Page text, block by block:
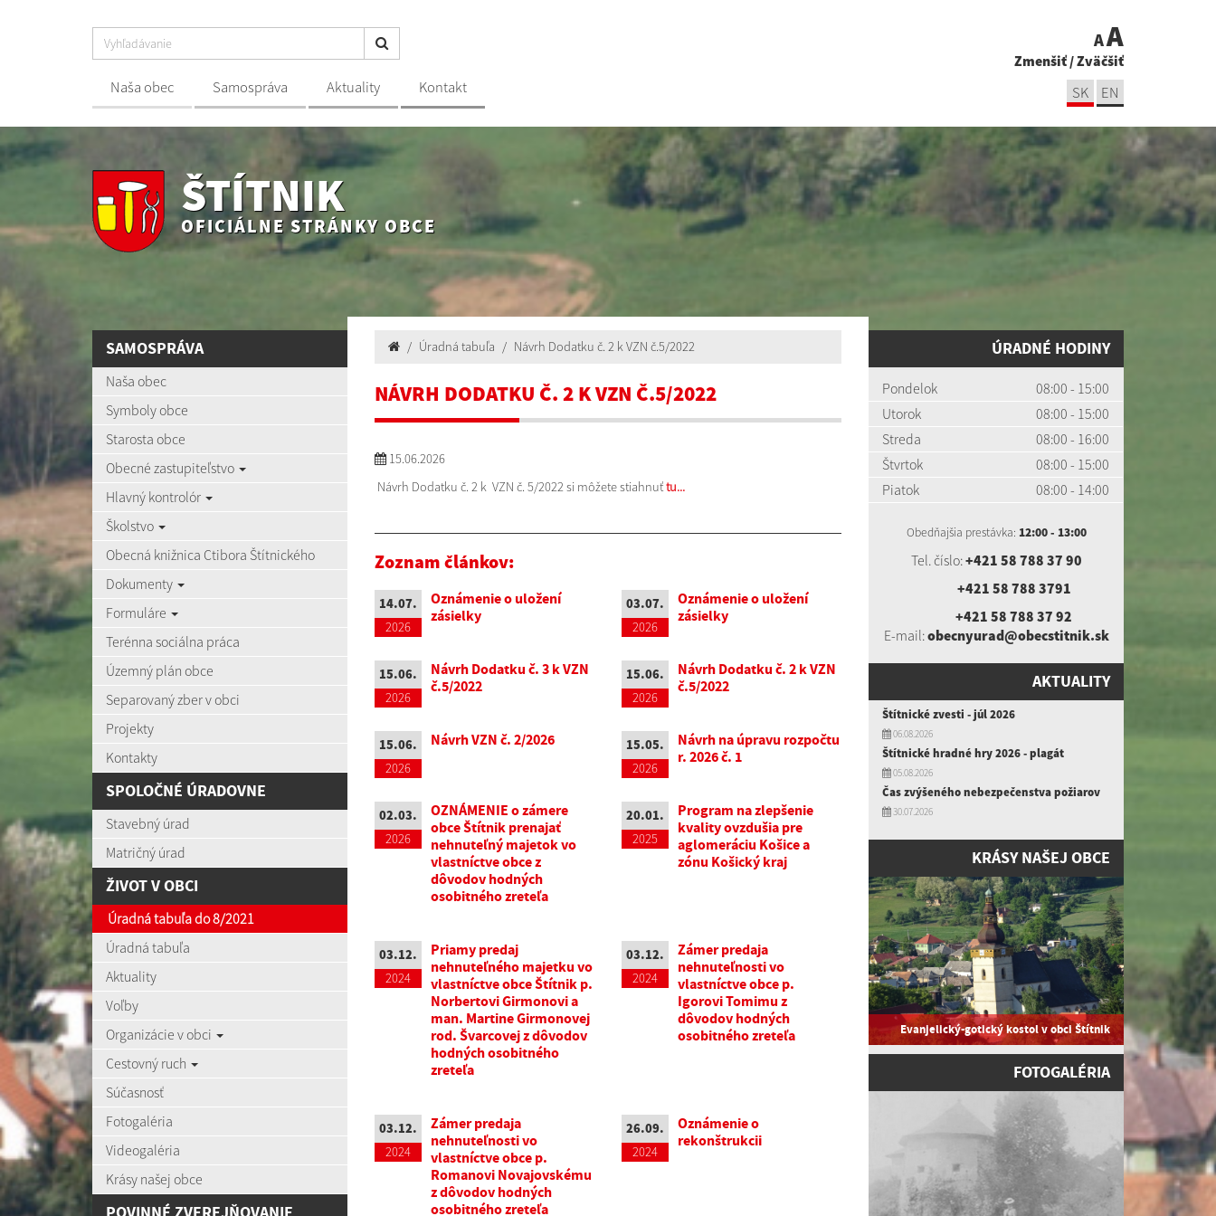
Naša obec Samospráva Aktuality Kontakt
AA
Zmenšiť/Zväčšiť
SK EN
ŠTÍTNIK
OFICIÁLNE STRÁNKY OBCE
SAMOSPRÁVA
Naša obec
Symboly obce
Starosta obce
Obecné zastupiteľstvo
Hlavný kontrolór
Školstvo
Obecná knižnica Ctibora Štítnického
Dokumenty
Formuláre
Terénna sociálna práca
Územný plán obce
Separovaný zber v obci
Projekty
Kontakty
SPOLOČNÉ ÚRADOVNE
Stavebný úrad
Matričný úrad
ŽIVOT V OBCI
Úradná tabuľa do 8/2021
Úradná tabuľa
Aktuality
Voľby
Organizácie v obci
Cestovný ruch
Súčasnosť
Fotogaléria
Videogaléria
Krásy našej obce
Úradná tabuľa Návrh Dodatku č. 2 k VZN č.5/2022
NÁVRH DODATKU Č. 2 K VZN Č.5/2022
15.06.2026
Návrh Dodatku č. 2 k VZN č. 5/2022 si môžete stiahnuťtu...
Zoznam článkov:
14.07.
2026
Oznámenie o uložení
zásielky
03.07.
2026
Oznámenie o uložení
zásielky
15.06.
2026
Návrh Dodatku č. 3 k VZN
č.5/2022
15.06.
2026
Návrh Dodatku č. 2 k VZN
č.5/2022
15.06.
2026
Návrh VZN č. 2/2026
15.05.
2026
Návrh na úpravu rozpočtu
r. 2026 č. 1
02.03.
2026
OZNÁMENIE o zámere
obce Štítnik prenajať
nehnuteľný majetok vo
vlastníctve obce z
dôvodov hodných
osobitného zreteľa
20.01.
2025
Program na zlepšenie
kvality ovzdušia pre
aglomeráciu Košice a
zónu Košický kraj
03.12.
2024
Priamy predaj
nehnuteľného majetku vo
vlastníctve obce Štítnik p.
Norbertovi Girmonovi a
man. Martine Girmonovej
rod. Švarcovej z dôvodov
hodných osobitného
zreteľa
03.12.
2024
Zámer predaja
nehnuteľnosti vo
vlastníctve obce p.
Igorovi Tomimu z
dôvodov hodných
osobitného zreteľa
03.12.
2024
Zámer predaja
nehnuteľnosti vo
vlastníctve obce p.
Romanovi Novajovskému
z dôvodov hodných
osobitného zreteľa
26.09.
2024
Oznámenie o
rekonštrukcii
ÚRADNÉ HODINY
Pondelok
08:00 - 15:00
Utorok
08:00 - 15:00
Streda
08:00 - 16:00
Štvrtok
08:00 - 15:00
Piatok
08:00 - 14:00
Obedňajšia prestávka: 12:00 - 13:00
Tel. číslo:+421 58 788 37 90
+421 58 788 3791
+421 58 788 37 92
E-mail:obecnyurad@obecstitnik.sk
AKTUALITY
Štítnické zvesti - júl 2026
06.08.2026
Štítnické hradné hry 2026 - plagát
05.08.2026
Čas zvýšeného nebezpečenstva požiarov
30.07.2026
KRÁSY NAŠEJ OBCE
Evanjelický-gotický kostol v obci Štítnik
FOTOGALÉRIA